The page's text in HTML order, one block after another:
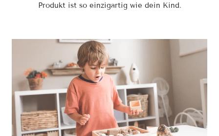
Produkt ist so einzigartig wie dein Kind.